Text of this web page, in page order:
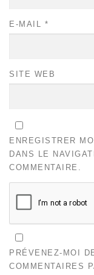
E-MAIL *
SITE WEB
ENREGISTRER
DANS LE
COMMENTAIRE.
PRÉVENEZ-MOI
COMMENTAIRES